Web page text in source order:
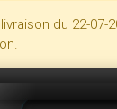
du 22-07-